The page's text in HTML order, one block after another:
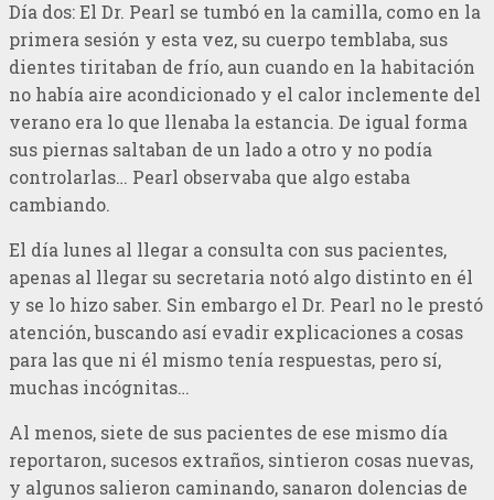
Día dos: El Dr. Pearl se tumbó en la camilla, como en la
primera sesión y esta vez, su cuerpo temblaba, sus
dientes tiritaban de frío, aun cuando en la habitación
no había aire acondicionado y el calor inclemente del
verano era lo que llenaba la estancia. De igual forma
sus piernas saltaban de un lado a otro y no podía
controlarlas… Pearl observaba que algo estaba
cambiando.
El día lunes al llegar a consulta con sus pacientes,
apenas al llegar su secretaria notó algo distinto en él
y se lo hizo saber. Sin embargo el Dr. Pearl no le prestó
atención, buscando así evadir explicaciones a cosas
para las que ni él mismo tenía respuestas, pero sí,
muchas incógnitas…
Al menos, siete de sus pacientes de ese mismo día
reportaron, sucesos extraños, sintieron cosas nuevas,
y algunos salieron caminando, sanaron dolencias de